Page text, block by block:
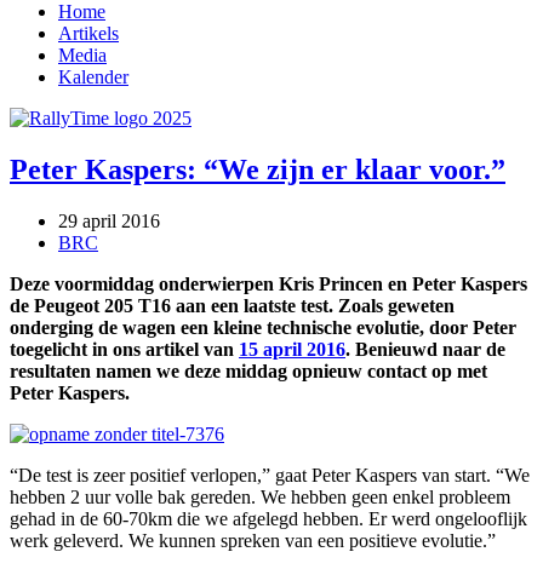
Home
Artikels
Media
Kalender
Peter Kaspers: “We zijn er klaar voor.”
29 april 2016
BRC
Deze voormiddag onderwierpen Kris Princen en Peter Kaspers
de Peugeot 205 T16 aan een laatste test. Zoals geweten
onderging de wagen een kleine technische evolutie, door Peter
toegelicht in ons artikel van 15 april 2016. Benieuwd naar de
resultaten namen we deze middag opnieuw contact op met
Peter Kaspers.
“De test is zeer positief verlopen,” gaat Peter Kaspers van start. “We
hebben 2 uur volle bak gereden. We hebben geen enkel probleem
gehad in de 60-70km die we afgelegd hebben. Er werd ongelooflijk
werk geleverd. We kunnen spreken van een positieve evolutie.”